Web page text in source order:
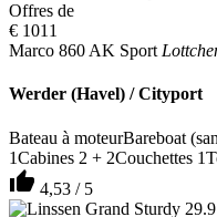
Offres de
€ 1011
Marco 860 AK Sport
Werder (Havel) / Cityport
Bateau à moteurBareboat
1Cabines 2 + 2Couchettes 1
thumb_up 4,53 / 5